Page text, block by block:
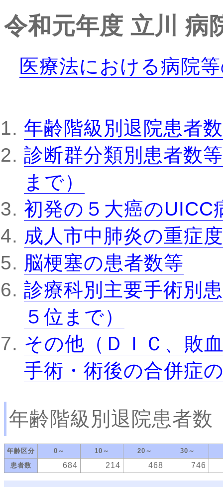
令和元年度 立川 病
医療法における病院
年齢階級別退院患者数
診断群分類別患者数
まで）
初発の５大癌のUICC
成人市中肺炎の重症
脳梗塞の患者数等
診療科別主要手術別
５位まで）
その他（ＤＩＣ、敗
手術・術後の合併症
年齢階級別退院患者数
年齢区分 0～ 10～ 20～ 30～
患者数
684 214 468 746